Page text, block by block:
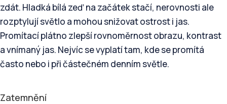
zdát. Hladká bílá zeď na začátek stačí, nerovnosti ale
rozptylují světlo a mohou snižovat ostrost i jas.
Promítací plátno zlepší rovnoměrnost obrazu, kontrast
a vnímaný jas. Nejvíc se vyplatí tam, kde se promítá
často nebo i při částečném denním světle.
Zatemnění